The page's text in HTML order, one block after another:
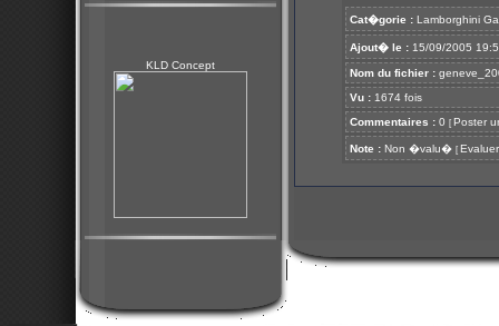
KLD Concept
Cat�gorie : Lamborghini
Ajout� le : 15/09/2005
Nom du fichier :
Vu : 1674 fois
Commentaires : 0 [ Poster
Note : Non �valu� [ Evaluer